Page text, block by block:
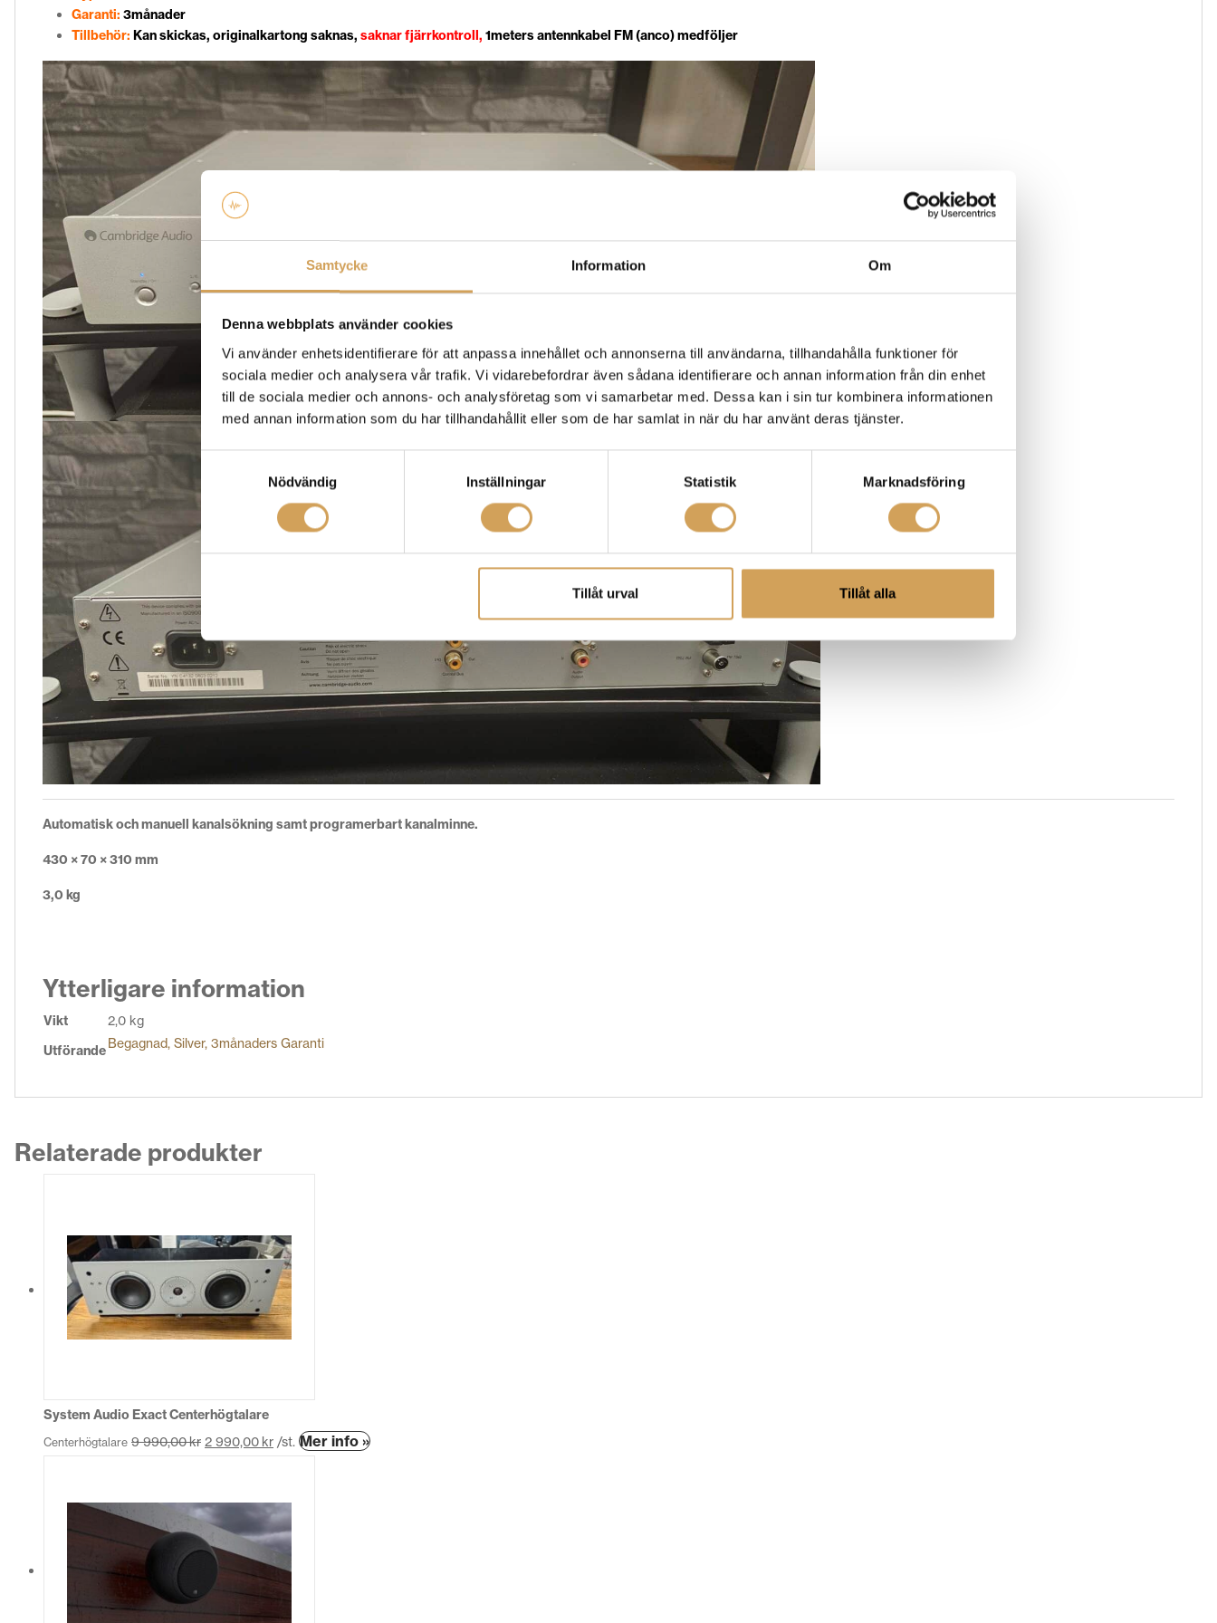
Samtycke Information Om
Denna webbplats använder cookies
Vi använder enhetsidentifierare för att anpassa innehållet och annonserna till användarna, tillhandahålla funktioner för
sociala medier och analysera vår trafik. Vi vidarebefordrar även sådana identifierare och annan information från din enhet
till de sociala medier och annons- och analysföretag som vi samarbetar med. Dessa kan i sin tur kombinera informationen
med annan information som du har tillhandahållit eller som de har samlat in när du har använt deras tjänster.
Samtyckesval
Nödvändig
Inställningar Statistik Marknadsföring
Tillåt urval Tillåt alla
Garanti: 3månader
Tillbehör: Kan skickas, originalkartong saknas, saknar fjärrkontroll, 1meters antennkabel FM (anco) medföljer
Automatisk och manuell kanalsökning samt programerbart kanalminne.
430 × 70 × 310 mm
3,0 kg
Ytterligare information
Vikt
2,0 kg
Utförande Begagnad, Silver, 3månaders Garanti
Relaterade produkter
System Audio Exact Centerhögtalare
Centerhögtalare 9 990,00kr 2 990,00 kr /st. Mer info »Den